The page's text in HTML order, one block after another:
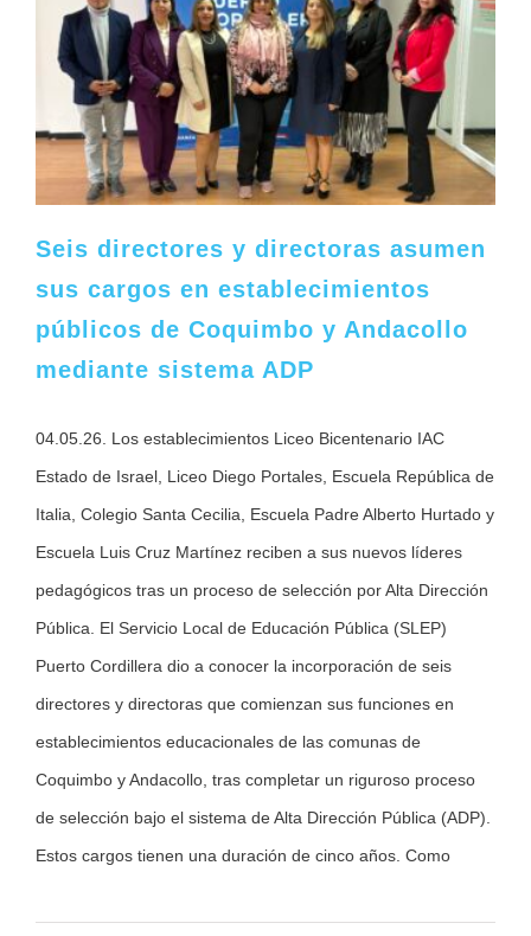
Seis directores y directoras asumen
sus cargos en establecimientos
públicos de Coquimbo y Andacollo
mediante sistema ADP
04.05.26. Los establecimientos Liceo Bicentenario IAC
Estado de Israel, Liceo Diego Portales, Escuela República de
Italia, Colegio Santa Cecilia, Escuela Padre Alberto Hurtado y
Escuela Luis Cruz Martínez reciben a sus nuevos líderes
pedagógicos tras un proceso de selección por Alta Dirección
Pública. El Servicio Local de Educación Pública (SLEP)
Puerto Cordillera dio a conocer la incorporación de seis
directores y directoras que comienzan sus funciones en
establecimientos educacionales de las comunas de
Coquimbo y Andacollo, tras completar un riguroso proceso
de selección bajo el sistema de Alta Dirección Pública (ADP).
Estos cargos tienen una duración de cinco años. Como